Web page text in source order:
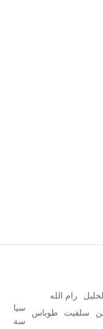
رام الله
سلفيت
طوباس
سيا
سة